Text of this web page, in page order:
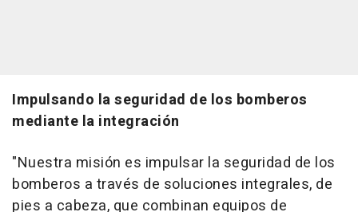
Impulsando la seguridad de los bomberos
mediante la integración
"Nuestra misión es impulsar la seguridad de los
bomberos a través de soluciones integrales, de
pies a cabeza, que combinan equipos de